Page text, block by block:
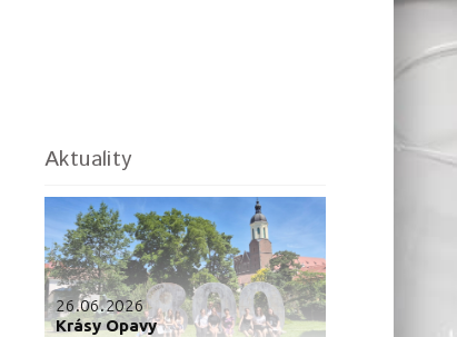
Aktuality
26.06.2026
Krásy Opavy